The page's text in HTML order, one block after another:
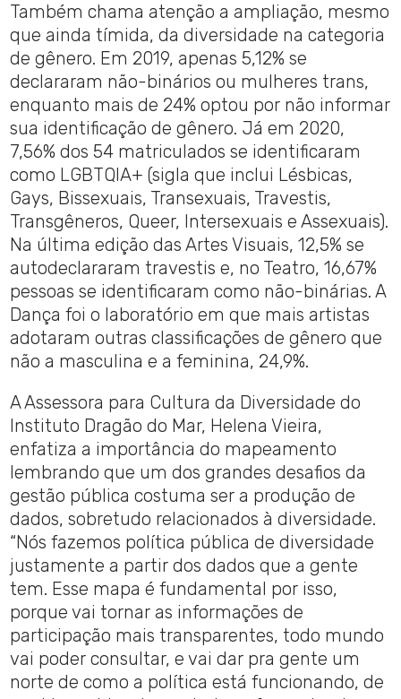
Também chama atenção a ampliação, mesmo
que ainda tímida, da diversidade na categoria
de gênero. Em 2019, apenas 5,12% se
declararam não-binários ou mulheres trans,
enquanto mais de 24% optou por não informar
sua identificação de gênero. Já em 2020,
7,56% dos 54 matriculados se identificaram
como LGBTQIA+ (sigla que inclui Lésbicas,
Gays, Bissexuais, Transexuais, Travestis,
Transgêneros, Queer, Intersexuais e Assexuais).
Na última edição das Artes Visuais, 12,5% se
autodeclararam travestis e, no Teatro, 16,67%
pessoas se identificaram como não-binárias. A
Dança foi o laboratório em que mais artistas
adotaram outras classificações de gênero que
não a masculina e a feminina, 24,9%.
A Assessora para Cultura da Diversidade do
Instituto Dragão do Mar, Helena Vieira,
enfatiza a importância do mapeamento
lembrando que um dos grandes desafios da
gestão pública costuma ser a produção de
dados, sobretudo relacionados à diversidade.
“Nós fazemos política pública de diversidade
justamente a partir dos dados que a gente
tem. Esse mapa é fundamental por isso,
porque vai tornar as informações de
participação mais transparentes, todo mundo
vai poder consultar, e vai dar pra gente um
norte de como a política está funcionando, de